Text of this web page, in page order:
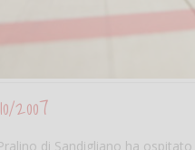
2007
di Sandigliano ha